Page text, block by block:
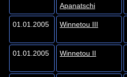
Apanatschi
01.01.2005 Winnetou III
01.01.2005 Winnetou II